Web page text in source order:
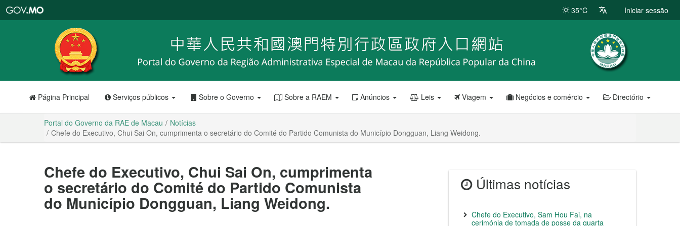
RAE
de
Macau
35°C Iniciar sessão
Página Principal Serviços públicos Sobre o Governo Sobre a RAEM Anúncios Leis Viagem Negócios e comércio Directório
Portal do Governo da RAE de Macau
Notícias
Chefe do Executivo, Chui Sai On, cumprimenta o secretário do Comité do Partido Comunista do Município Dongguan, Liang Weidong.
Chefe do Executivo, Chui Sai On, cumprimenta
o secretário do Comité do Partido Comunista
do Município Dongguan, Liang Weidong.
Últimas notícias
Chefe do Executivo, Sam Hou Fai, na
cerimónia de tomada de posse da quarta